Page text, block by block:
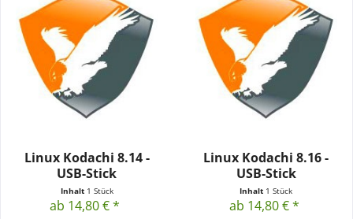
Linux Kodachi 8.14 -
USB-Stick
Inhalt 1 Stück
ab 14,80 € *
Linux Kodachi 8.16 -
USB-Stick
Inhalt 1 Stück
ab 14,80 € *